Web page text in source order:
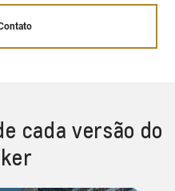
cada versão do